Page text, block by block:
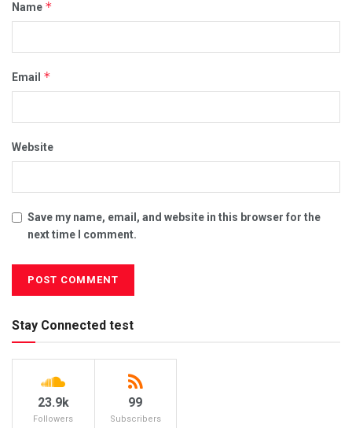
Name *
Email *
Website
Save my name, email, and website in this browser for the
next time I comment.
Stay Connected test
23.9k
Followers
99
Subscribers